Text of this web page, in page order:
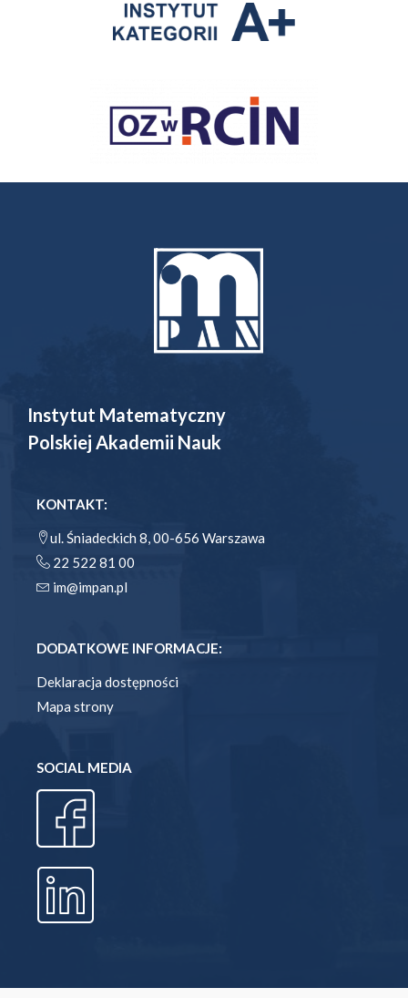
Instytut Matematyczny
Polskiej Akademii Nauk
KONTAKT:
ul. Śniadeckich 8, 00-656 Warszawa
22 522 81 00
im@impan.pl
DODATKOWE INFORMACJE:
Deklaracja dostępności
Mapa strony
SOCIAL MEDIA